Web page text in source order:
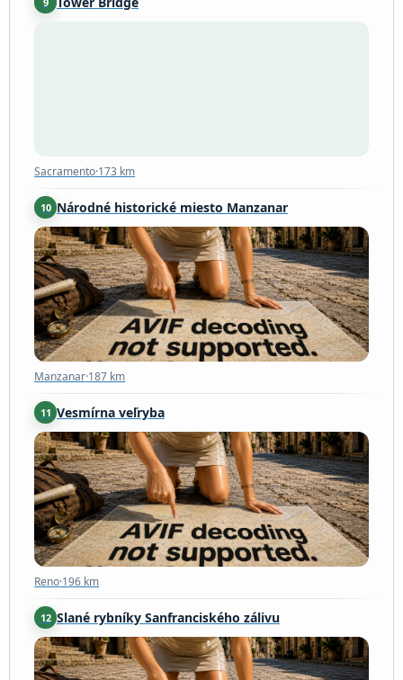
Sacramento·173 km
10 Národné historické miesto Manzanar
Manzanar·187 km
Manzanar·187 km
11 Vesmírna veľryba
Reno·196 km
Reno·196 km
12 Slané rybníky Sanfranciského zálivu
Newark·197 km